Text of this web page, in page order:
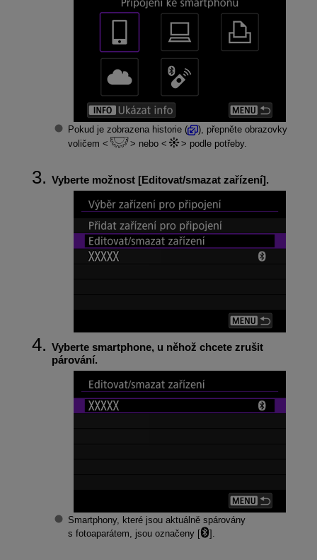
Pokud je zobrazena historie (
), přepněte obrazovky
voličem
nebo podle potřeby.
Vyberte možnost [Editovat/smazat zařízení].
Vyberte smartphone, u něhož chcete zrušit
párování.
Smartphony, které jsou aktuálně spárovány
s fotoaparátem, jsou označeny [
].